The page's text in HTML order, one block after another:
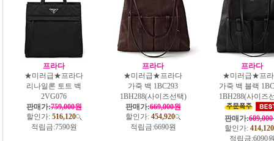
프라다
★미러급★프라다
리나일론 토트 백
2VG076
판매가:759,000원
할인가: 516,120
적립금:7590원
프라다
★미러급★프라다
가죽 백 1BC293
1BH288(사이즈선택)
판매가:669,000원
할인가: 454,920
적립금:6690원
프라다
★미러급★프
가죽 백 블랙
1BH288(사이즈
판매가:
할인가: 414,120
적립금:6090